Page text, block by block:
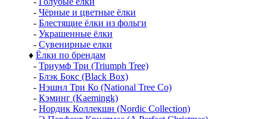
- Чёрные и цветные ёлки
- Блестящие ёлки из фольги
- Украшенные ёлки
- Сувенирные елки
♦ Ёлки по брендам
- Триумф Три (Triumph Tree)
- Блэк Бокс (Black Box)
- Нэшнл Три Ко (National Tree Co)
- Кэминг (Kaemingk)
- Нордик Коллекшн (Nordic Collection)